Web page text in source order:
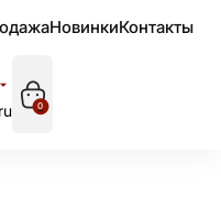
НовинкиКонтакты
0